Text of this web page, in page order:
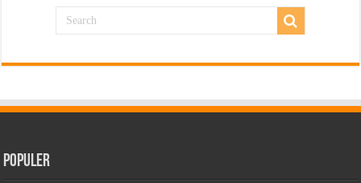
Populer